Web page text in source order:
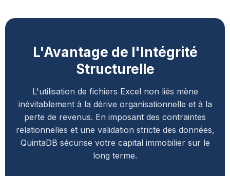
L'Avantage de l'Intégrité
Structurelle
L'utilisation de fichiers Excel non liés mène
inévitablement à la dérive organisationnelle et à la
perte de revenus. En imposant des contraintes
relationnelles et une validation stricte des données,
QuintaDB sécurise votre capital immobilier sur le
long terme.